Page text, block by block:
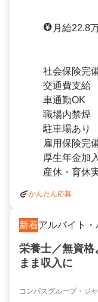
月給22.8
社会保険完
交通費支給
車通勤OK
職場内禁煙
駐車場あり
雇用保険完
厚生年金加入
産休・育休
かんたん応募
新着アルバイト・
栄養士／無資格
まま収入に
コンパスグループ・ジ